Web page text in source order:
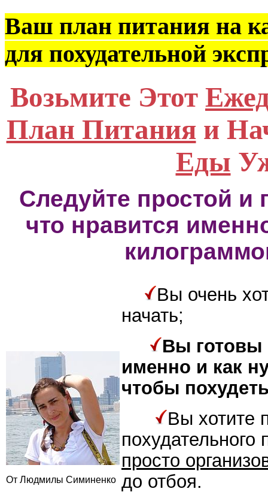
Ваш план питания на
для похудательной
Возьмите Этот
План Питанияи
Еды
Следуйте простой и
что нравится
От Людмилы Симиненко
Вы очень
начать;
Вы готовы
именно и как
чтобы
Вы хотите
похудательного
просто
до отбоя.